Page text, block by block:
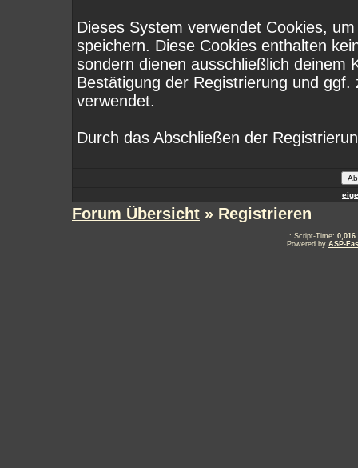
Dieses System verwendet Cookies,
speichern. Diese Cookies enthalten
sondern dienen ausschließlich deinem
Bestätigung der Registrierung und
verwendet.
Durch das Abschließen der
Forum Übersicht » Registrieren
.: Script-Time: 0,016
Powered by ASP-